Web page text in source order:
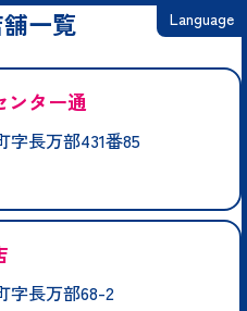
Language
한국어
一覧
ンター通
字長万部431番85
字長万部68-2